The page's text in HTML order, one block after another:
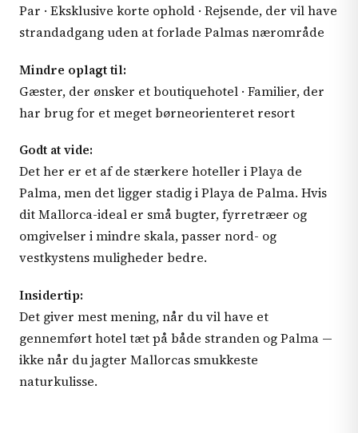
Par · Eksklusive korte ophold · Rejsende, der vil have
strandadgang uden at forlade Palmas nærområde
Mindre oplagt til:
Gæster, der ønsker et boutiquehotel · Familier, der
har brug for et meget børneorienteret resort
Godt at vide:
Det her er et af de stærkere hoteller i Playa de
Palma, men det ligger stadig i Playa de Palma. Hvis
dit Mallorca-ideal er små bugter, fyrretræer og
omgivelser i mindre skala, passer nord- og
vestkystens muligheder bedre.
Insidertip:
Det giver mest mening, når du vil have et
gennemført hotel tæt på både stranden og Palma —
ikke når du jagter Mallorcas smukkeste
naturkulisse.